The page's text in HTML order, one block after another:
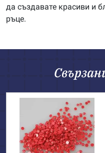
да създавате красиви и
ръце.